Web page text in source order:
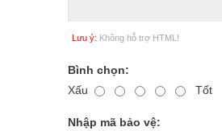
Lưu ý: Không hỗ trợ HTML!
Bình chọn:
Xấu
Tốt
Nhập mã bảo vệ: